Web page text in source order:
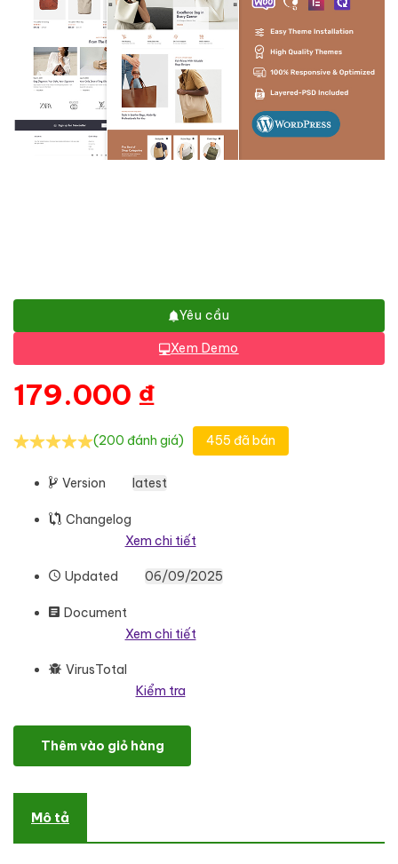
Yêu cầu
Xem Demo
179.000 ₫
(200 đánh giá) 455 đã bán
Version latest
Changelog
Xem chi tiết
Updated 06/09/2025
Document
Xem chi tiết
VirusTotal
Kiểm tra
Rouge - Luxury Fashion Leather Bags - WooCommerce
Thêm vào giỏ hàng
Mô tả